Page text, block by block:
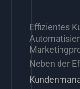
Effizientes
Neben der